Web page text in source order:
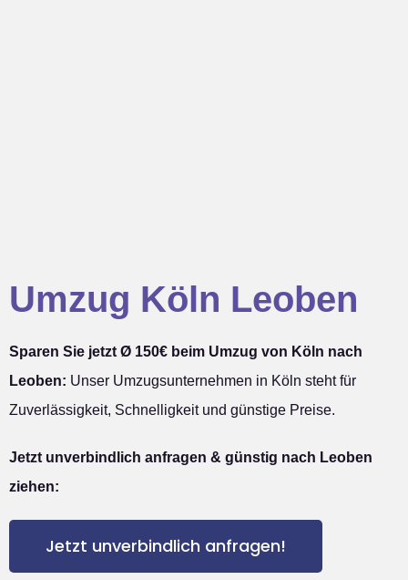
Umzug Köln Leoben
Sparen Sie jetzt Ø 150€ beim Umzug von Köln nach
Leoben: Unser Umzugsunternehmen in Köln steht für
Zuverlässigkeit, Schnelligkeit und günstige Preise.
Jetzt unverbindlich anfragen & günstig nach Leoben
ziehen:
Jetzt unverbindlich anfragen!